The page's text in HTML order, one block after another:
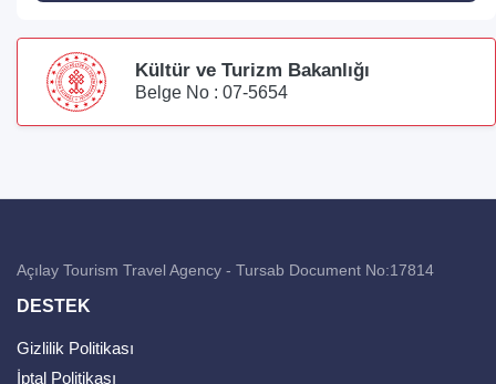
Kültür ve Turizm Bakanlığı
Belge No : 07-5654
Açılay Tourism Travel Agency - Tursab Document No:17814
DESTEK
Gizlilik Politikası
İptal Politikası